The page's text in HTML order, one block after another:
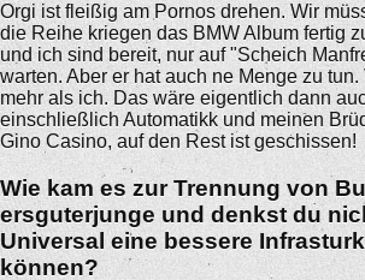
Orgi ist fleißig am Pornos drehen. Wir
die Reihe kriegen das BMW Album fertig
und ich sind bereit, nur auf "Scheich
warten. Aber er hat auch ne Menge zu
mehr als ich. Das wäre eigentlich dann
einschließlich Automatikk und meinen
Gino Casino, auf den Rest ist geschissen!
Wie kam es zur Trennung von
ersguterjunge und denkst du
Universal eine bessere
können?